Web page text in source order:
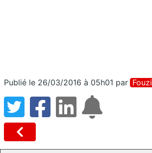
Publié le 26/03/2016 à 05h01 par Fouzi